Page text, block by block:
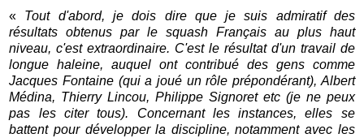
« Tout d'abord, je dois dire que je suis admiratif des
résultats obtenus par le squash Français au plus haut
niveau, c'est extraordinaire. C'est le résultat d'un travail de
longue haleine, auquel ont contribué des gens comme
Jacques Fontaine (qui a joué un rôle prépondérant), Albert
Médina, Thierry Lincou, Philippe Signoret etc (je ne peux
pas les citer tous). Concernant les instances, elles se
battent pour développer la discipline, notamment avec les